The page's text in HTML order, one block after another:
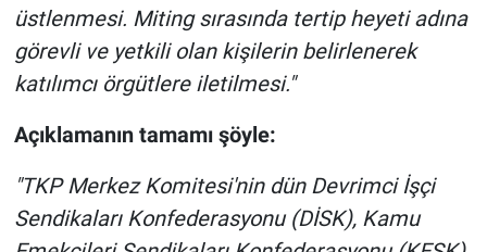
üstlenmesi. Miting sırasında tertip heyeti adına
görevli ve yetkili olan kişilerin belirlenerek
katılımcı örgütlere iletilmesi."
Açıklamanın tamamı şöyle:
"TKP Merkez Komitesi'nin dün Devrimci İşçi
Sendikaları Konfederasyonu (DİSK), Kamu